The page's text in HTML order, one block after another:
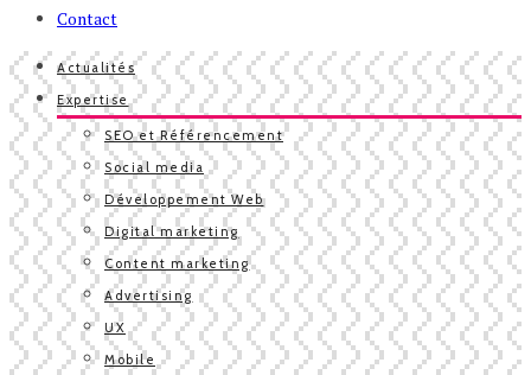
Contact
Actualités
Expertise
SEO et Référencement
Social media
Développement Web
Digital marketing
Content marketing
Advertising
UX
Mobile